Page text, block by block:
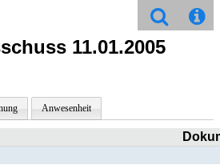
11.01.2005
Anwesenheit